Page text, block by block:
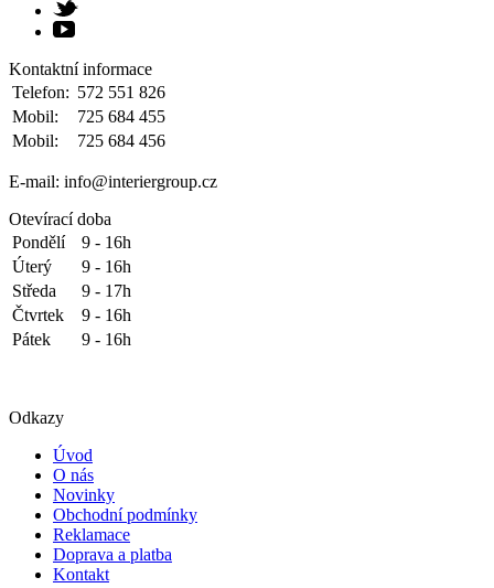
Kontaktní informace
Telefon: 572 551 826
Mobil:
725 684 455
Mobil:
725 684 456
E-mail: info@interiergroup.cz
Otevírací doba
Pondělí
9 - 16h
Úterý
9 - 16h
Středa
9 - 17h
Čtvrtek
9 - 16h
Pátek
9 - 16h
Odkazy
Úvod
O nás
Novinky
Obchodní podmínky
Reklamace
Doprava a platba
Kontakt